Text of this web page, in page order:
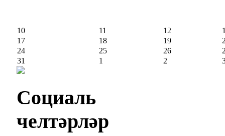
10 11 12
17
18 19
24
25 26
31
1 2
Социаль
челтәрләр